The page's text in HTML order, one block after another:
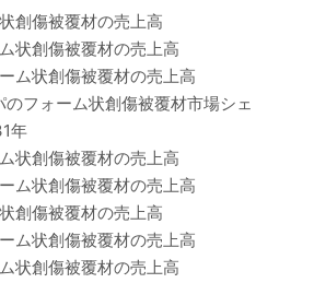
創傷被覆材の売上高
状創傷被覆材の売上高
ム状創傷被覆材の売上高
のフォーム状創傷被覆材市場シェ
年
状創傷被覆材の売上高
ム状創傷被覆材の売上高
創傷被覆材の売上高
ム状創傷被覆材の売上高
状創傷被覆材の売上高